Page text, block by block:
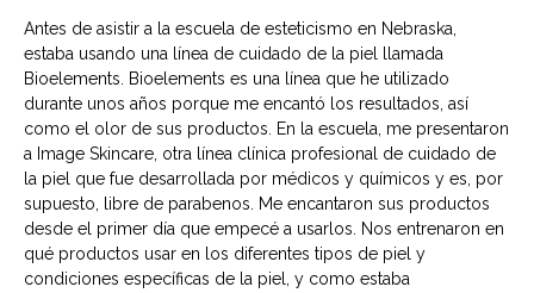
Antes de asistir a la escuela de esteticismo en Nebraska,
estaba usando una línea de cuidado de la piel llamada
Bioelements. Bioelements es una línea que he utilizado
durante unos años porque me encantó los resultados, así
como el olor de sus productos. En la escuela, me presentaron
a Image Skincare, otra línea clínica profesional de cuidado de
la piel que fue desarrollada por médicos y químicos y es, por
supuesto, libre de parabenos. Me encantaron sus productos
desde el primer día que empecé a usarlos. Nos entrenaron en
qué productos usar en los diferentes tipos de piel y
condiciones específicas de la piel, y como estaba